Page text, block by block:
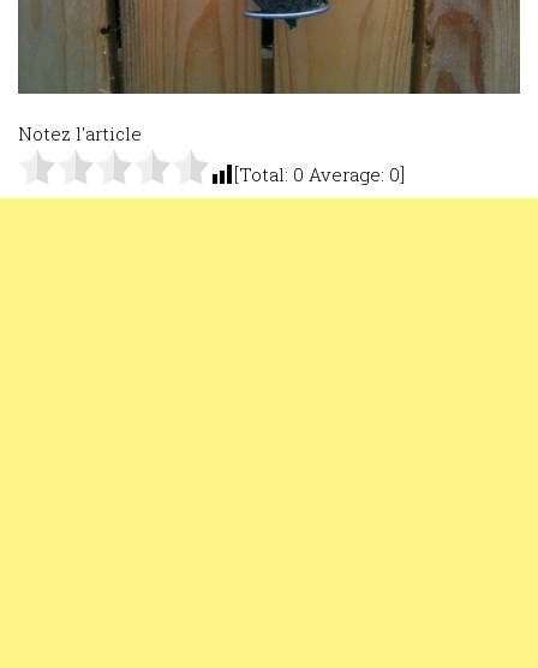
Notez l'article
[Total: 0 Average: 0]